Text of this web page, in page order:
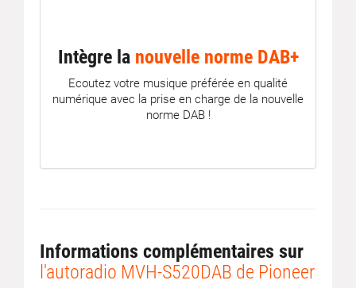
Intègre la nouvelle norme DAB+
Ecoutez votre musique préférée en qualité
numérique avec la prise en charge de la nouvelle
norme DAB !
Informations complémentaires sur
l'autoradio MVH-S520DAB de Pioneer